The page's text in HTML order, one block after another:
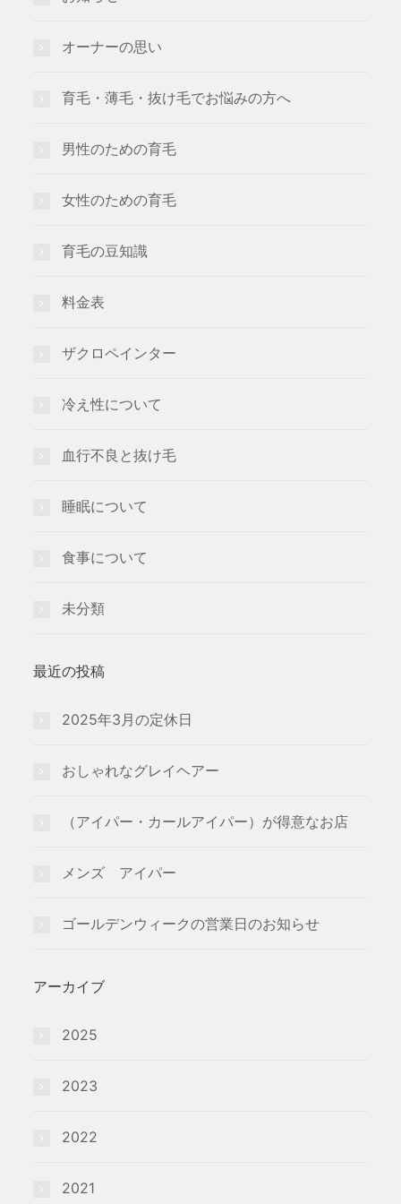
オーナーの思い
育毛・薄毛・抜け毛でお悩みの方へ
男性のための育毛
女性のための育毛
育毛の豆知識
料金表
ザクロペインター
冷え性について
血行不良と抜け毛
睡眠について
食事について
未分類
最近の投稿
2025年3月の定休日
おしゃれなグレイヘアー
（アイパー・カールアイパー）が得意なお店
メンズ アイパー
ゴールデンウィークの営業日のお知らせ
アーカイブ
2025
2023
2022
2021